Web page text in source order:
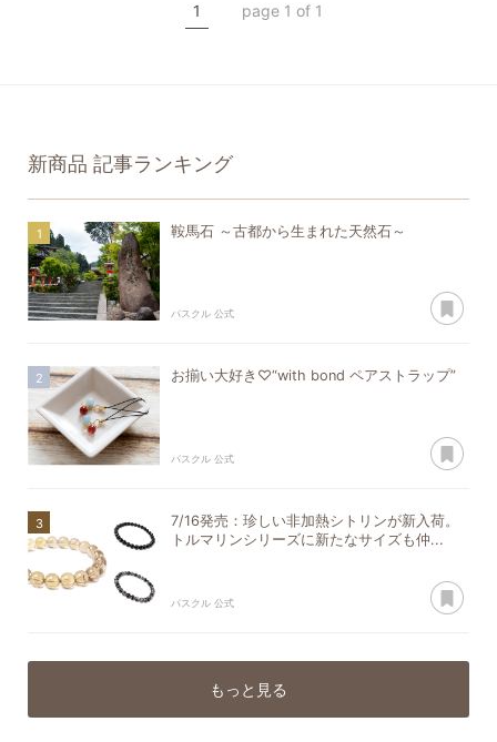
1 page 1 of 1
新商品 記事ランキング
鞍馬石 ～古都から生まれた天然石～
パスクル 公式
お揃い大好き♡“with bond ペアストラップ”
パスクル 公式
7/16発売：珍しい非加熱シトリンが新入荷。
トルマリンシリーズに新たなサイズも仲...
パスクル 公式
もっと見る